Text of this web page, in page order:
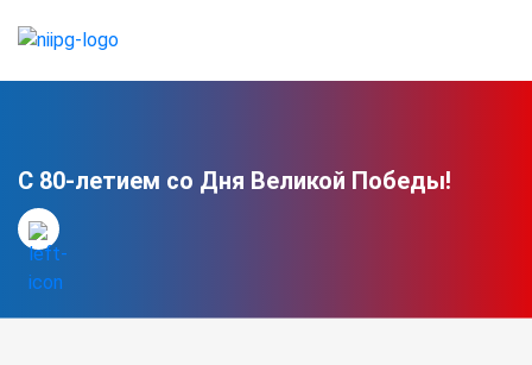
С 80-летием со Дня Великой Победы!